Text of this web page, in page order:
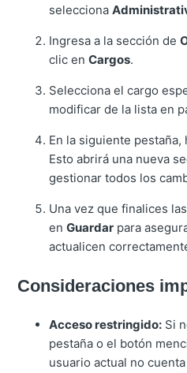
selecciona
Ingresa a la sección de
clic enCargos.
Selecciona el cargo
modificar de la lista en
En la siguiente
Esto abrirá una nueva
gestionar todos los
Una vez que finalices
enGuardar para
actualicen
Consideraciones
Acceso restringido: Si
pestaña o el botón
usuario actual no